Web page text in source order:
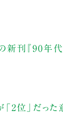
の新刊『90
2位」だった